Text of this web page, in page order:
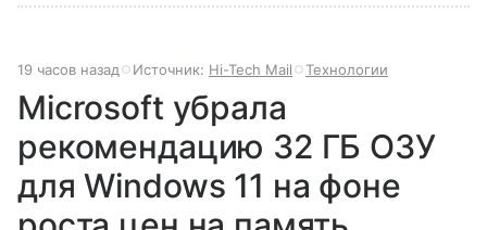
19 часов назад Источник: Hi-Tech Mail Технологии
Microsoft убрала
рекомендацию 32 ГБ ОЗУ
для Windows 11 на фоне